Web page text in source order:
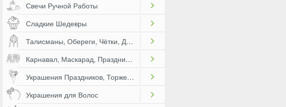
Свечи Ручной Работы
Сладкие Шедевры
Талисманы, Обереги, Чётки, Другое
Карнавал, Маскарад, Праздники, Представления
Украшения Праздников, Торжеств
Украшения для Волос